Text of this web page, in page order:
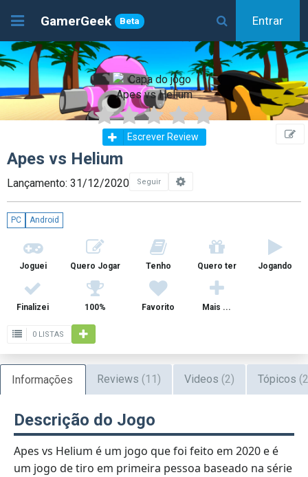
GamerGeek Beta Entrar
Escrever Review
Apes vs Helium
Lançamento: 31/12/2020 Seguir
PC Android
Joguei Quero Jogar Tenho Quero ter Jogando
Finalizei 100% Favorito Mais ...
0 LISTAS
Informações Reviews (11) Videos (2) Tópicos
Descrição do Jogo
Apes vs Helium é um jogo que foi feito em 2020 e é
um jogo de tiro em primeira pessoa baseado na série